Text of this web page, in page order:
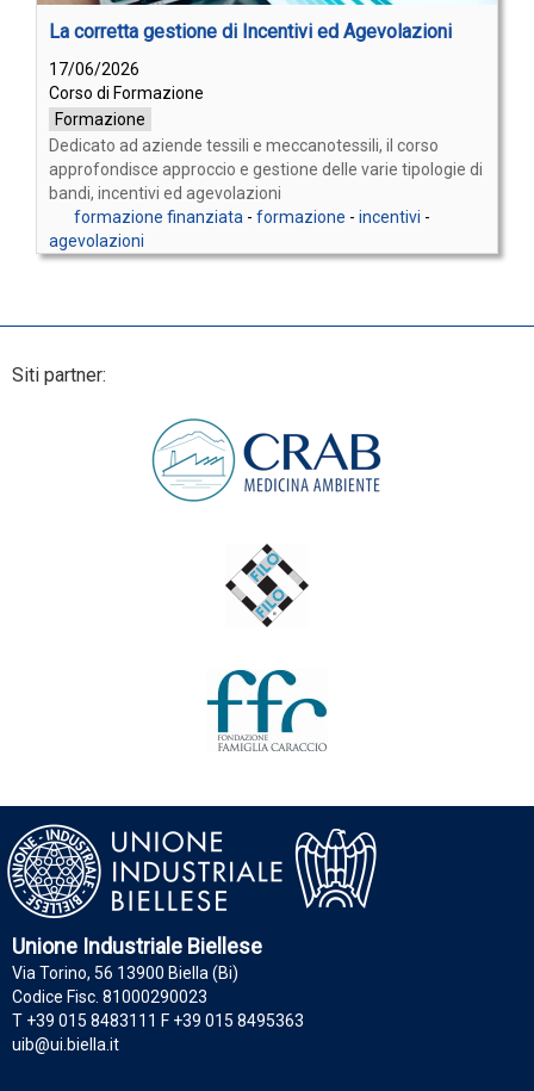
La corretta gestione di Incentivi ed Agevolazioni
17/06/2026
Corso di Formazione
Formazione
Dedicato ad aziende tessili e meccanotessili, il corso
approfondisce approccio e gestione delle varie tipologie di
bandi, incentivi ed agevolazioni
formazione finanziata - formazione - incentivi -
agevolazioni
Siti partner:
Unione Industriale Biellese
Via Torino, 56 13900 Biella (Bi)
Codice Fisc. 81000290023
T +39 015 8483111 F +39 015 8495363
uib@ui.biella.it